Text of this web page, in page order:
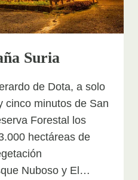
Suria
de Dota, a solo
cinco minutos de San
Forestal los
hectáreas de
Nuboso y El…